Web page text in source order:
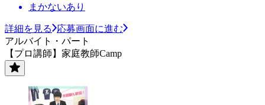
まかないあり
詳細を見る
応募画面に進む
アルバイト・パート
【プロ講師】家庭教師Camp